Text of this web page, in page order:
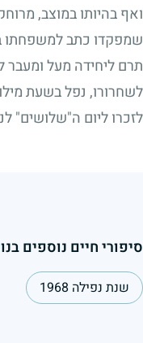
ואף בהיותו במוצב,
שמפקדו כתב למשפחתו
תרם ליחידה מעל ומעבר
לשחרורו, נפל בשעת
לזכרו ליום ה"שלושים"
סיפורי חיים נוספים
שנת נפילה 1968